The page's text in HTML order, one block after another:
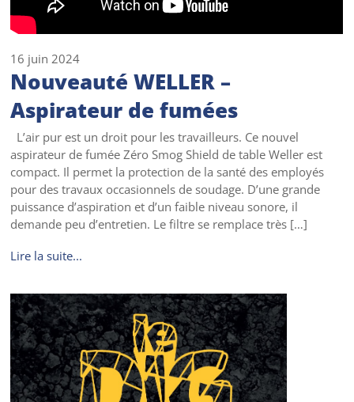
16 juin 2024
Nouveauté WELLER –
Aspirateur de fumées
L’air pur est un droit pour les travailleurs. Ce nouvel
aspirateur de fumée Zéro Smog Shield de table Weller est
compact. Il permet la protection de la santé des employés
pour des travaux occasionnels de soudage. D’une grande
puissance d’aspiration et d’un faible niveau sonore, il
demande peu d’entretien. Le filtre se remplace très […]
Lire la suite...